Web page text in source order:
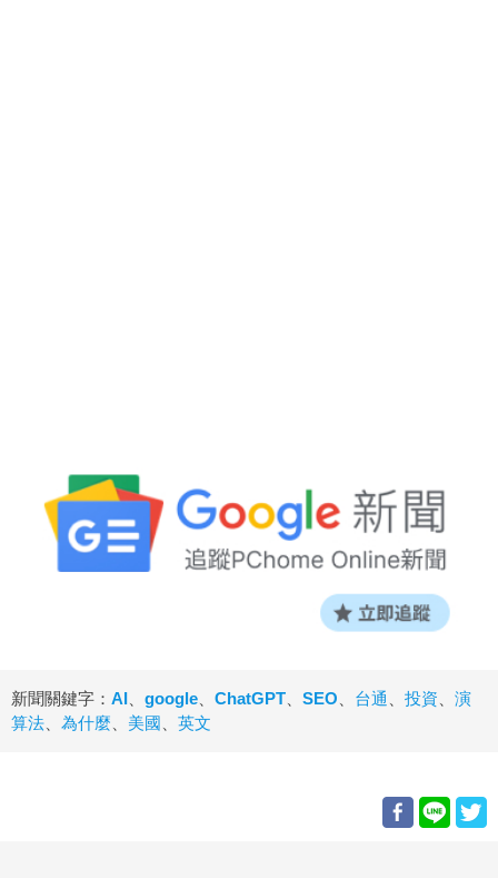
新聞關鍵字： AI google ChatGPT SEO 台通 投資
演
算法
為什麼 美國 英文